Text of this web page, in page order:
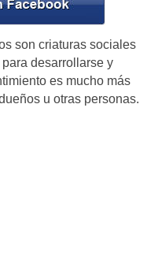
son criaturas sociales
desarrollarse y
es mucho más
u otras personas.